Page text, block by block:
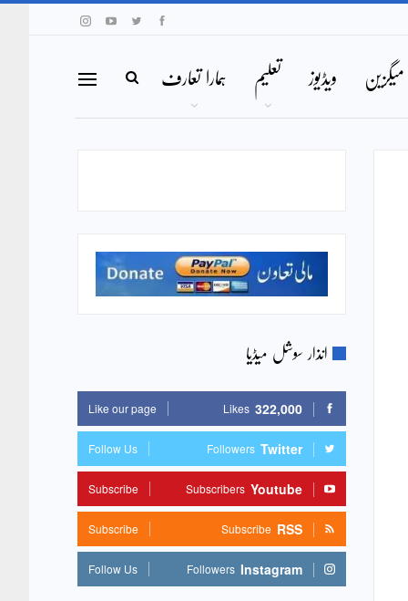
میگزین ویڈیوز تعلیم ہمارا تعارف
انذار سوشل میڈیا
322,000
Likes
Like our page
Twitter
Followers
Follow Us
Youtube
Subscribers
Subscribe
RSS
Subscribe
Subscribe
Instagram
Followers
Follow Us